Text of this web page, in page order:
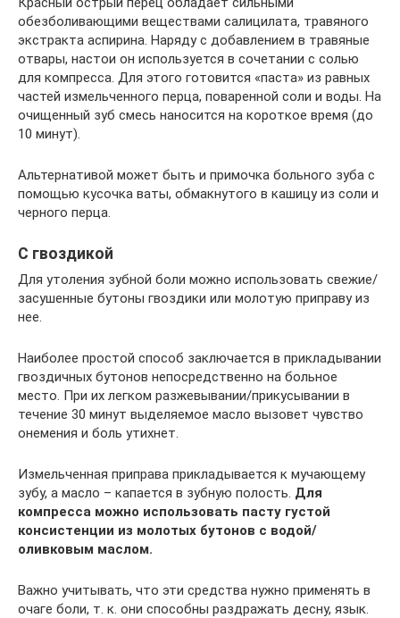
обезболивающими веществами салицилата, травяного
экстракта аспирина. Наряду с добавлением в травяные
отвары, настои он используется в сочетании с солью
для компресса. Для этого готовится «паста» из равных
частей измельченного перца, поваренной соли и воды. На
очищенный зуб смесь наносится на короткое время (до
10 минут).
Альтернативой может быть и примочка больного зуба с
помощью кусочка ваты, обмакнутого в кашицу из соли и
черного перца.
С гвоздикой
Для утоления зубной боли можно использовать свежие/
засушенные бутоны гвоздики или молотую приправу из
нее.
Наиболее простой способ заключается в прикладывании
гвоздичных бутонов непосредственно на больное
место. При их легком разжевывании/прикусывании в
течение 30 минут выделяемое масло вызовет чувство
онемения и боль утихнет.
Измельченная приправа прикладывается к мучающему
зубу, а масло – капается в зубную полость. Для
компресса можно использовать пасту густой
консистенции из молотых бутонов с водой/
оливковым маслом.
Важно учитывать, что эти средства нужно применять в
очаге боли, т. к. они способны раздражать десну, язык.